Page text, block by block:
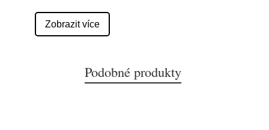
Zobrazit více
Podobné produkty